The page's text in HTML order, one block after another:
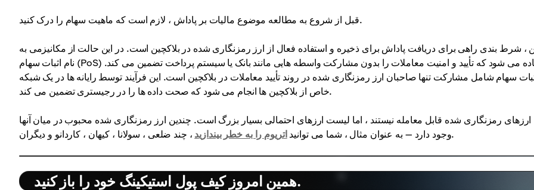
قبل از شروع به مطالعه موضوع مالیات بر پاداش ، لازم است که ماهیت سهام را درک کنید.
، شرط بندی راهی برای دریافت پاداش برای ذخیره و استفاده فعال از ارز رمزنگاری شده در بلاکچین است. در این حالت از مکانیزمی به
نام اثبات سهام (PoS) استفاده می شود که تأیید و امنیت معاملات را بدون مشارکت واسطه هایی مانند بانک یا سیستم پرداخت تضمین می کند.
سهام شامل مشارکت تنها صاحبان ارز رمزنگاری شده در روند تأیید معاملات در بلاکچین است. این فرآیند توسط رایانه ها در یک شبکه
خاص از بلاکچین ها انجام می شود که صحت داده ها را در رجیستری تضمین می کند.
رمزنگاری شده قابل معامله نیستند ، اما لیست ارزهای احتمالی بسیار بزرگ است. چندین ارز رمزنگاری شده محبوب در میان آنها
وجود دارد — به عنوان مثال ، شما می توانید اتریوم را به خطر بیندازید ، چند ضلعی ، سولانا ، کیهان ، کاردانو و دیگران.
همین امروز کیف پول استیکینگ خود را باز کنید.